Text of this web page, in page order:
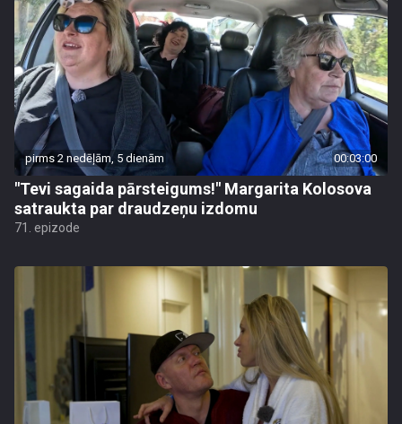
pirms 2 nedēļām, 5 dienām 00:03:00
"Tevi sagaida pārsteigums!" Margarita Kolosova
satraukta par draudzeņu izdomu
71. epizode